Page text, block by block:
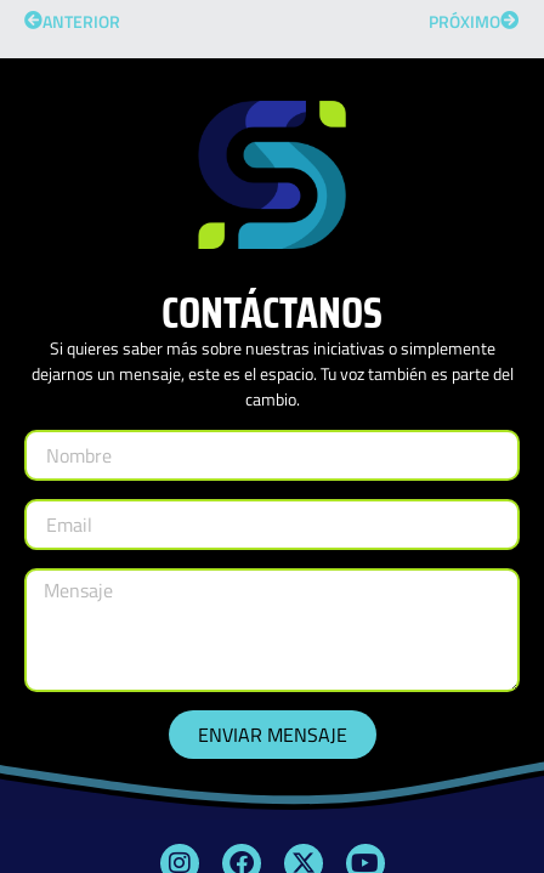
ANTERIOR PRÓXIMO
CONTÁCTANOS
Si quieres saber más sobre nuestras iniciativas o simplemente
dejarnos un mensaje, este es el espacio. Tu voz también es parte del
cambio.
ENVIAR MENSAJE